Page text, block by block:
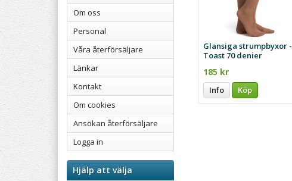
Om oss
Personal
Våra återförsäljare
Länkar
Kontakt
Om cookies
Ansökan återförsäljare
Logga in
Hjälp att välja
Glansiga strumpbyxor -
Toast 70 denier
185 kr
Info Köp